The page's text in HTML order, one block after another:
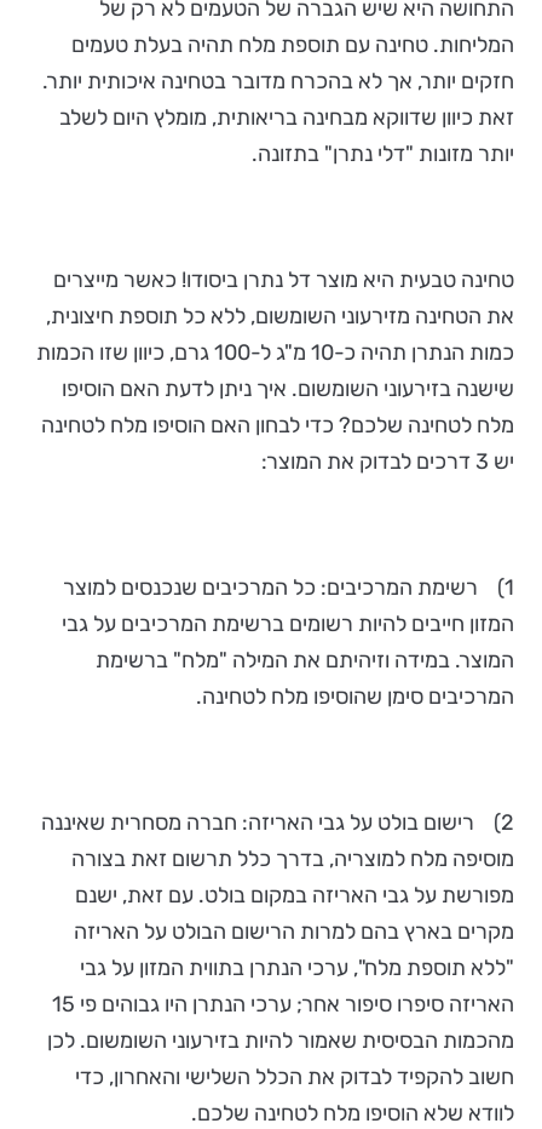
התחושה היא שיש הגברה של הטעמים לא רק של
המליחות. טחינה עם תוספת מלח תהיה בעלת טעמים
חזקים יותר, אך לא בהכרח מדובר בטחינה איכותית יותר.
זאת כיוון שדווקא מבחינה בריאותית, מומלץ היום לשלב
יותר מזונות "דלי נתרן" בתזונה.
טחינה טבעית היא מוצר דל נתרן ביסודו! כאשר מייצרים
את הטחינה מזירעוני השומשום, ללא כל תוספת חיצונית,
כמות הנתרן תהיה כ-10 מ"ג ל-100 גרם, כיוון שזו הכמות
שישנה בזירעוני השומשום. איך ניתן לדעת האם הוסיפו
מלח לטחינה שלכם? כדי לבחון האם הוסיפו מלח לטחינה
יש 3 דרכים לבדוק את המוצר:
1) רשימת המרכיבים: כל המרכיבים שנכנסים למוצר
המזון חייבים להיות רשומים ברשימת המרכיבים על גבי
המוצר. במידה וזיהיתם את המילה "מלח" ברשימת
המרכיבים סימן שהוסיפו מלח לטחינה.
2) רישום בולט על גבי האריזה: חברה מסחרית שאיננה
מוסיפה מלח למוצריה, בדרך כלל תרשום זאת בצורה
מפורשת על גבי האריזה במקום בולט. עם זאת, ישנם
מקרים בארץ בהם למרות הרישום הבולט על האריזה
"ללא תוספת מלח", ערכי הנתרן בתווית המזון על גבי
האריזה סיפרו סיפור אחר; ערכי הנתרן היו גבוהים פי 15
מהכמות הבסיסית שאמור להיות בזירעוני השומשום. לכן
חשוב להקפיד לבדוק את הכלל השלישי והאחרון, כדי
לוודא שלא הוסיפו מלח לטחינה שלכם.